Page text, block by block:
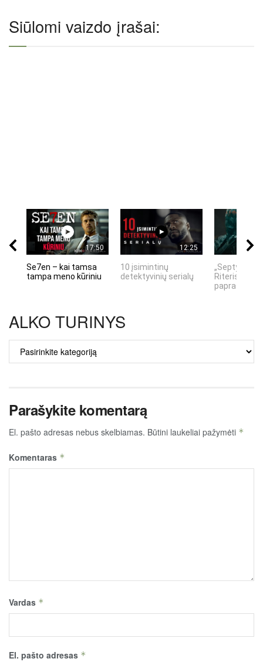
Siūlomi vaizdo įrašai:
17:50
Se7en – kai tamsa
tampa meno kūriniu
12:25
10 įsimintinų
detektyvinių serialų
„Septynių
Riteris" – kai
ALKO TURINYS
ALKO
TURINYS
Parašykite komentarą
El. pašto adresas nebus skelbiamas. Būtini laukeliai pažymėti *
Komentaras *
Vardas *
El. pašto adresas *